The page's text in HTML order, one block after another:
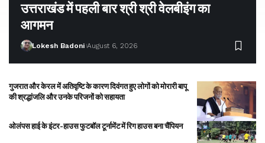
उत्तराखंड में पहली बार श्री श्री वेलबीइंग का
आगमन
Lokesh Badoni August 6, 2026
गुजरात और केरल में अतिवृष्टि के कारण दिवंगत हुए लोगों को मोरारी बापू
की श्रद्धांजलि और उनके परिजनों को सहायता
ओलंपस हाई के इंटर-हाउस फुटबॉल टूर्नामेंट में रिग हाउस बना चैंपियन